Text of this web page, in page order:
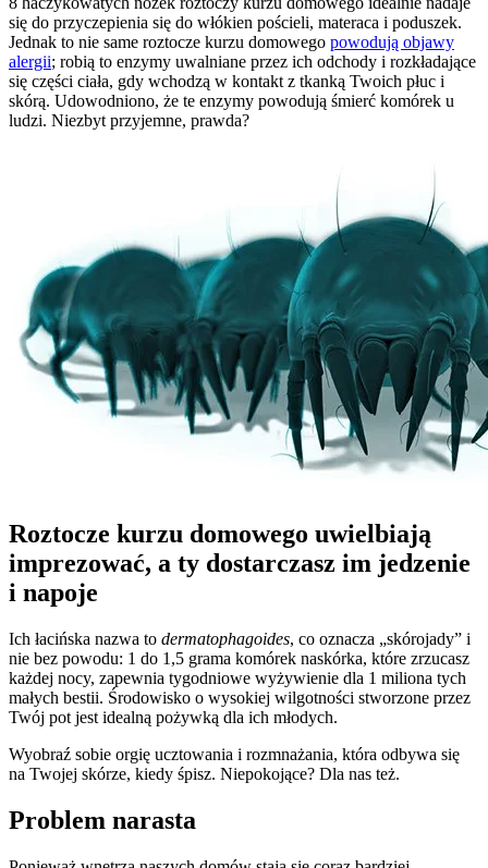
się do przyczepienia się do włókien pościeli, materaca i poduszek.
Jednak to nie same roztocze kurzu domowego powodują objawy
alergii; robią to enzymy uwalniane przez ich odchody i rozkładające
się części ciała, gdy wchodzą w kontakt z tkanką Twoich płuc i
skórą. Udowodniono, że te enzymy powodują śmierć komórek u
ludzi. Niezbyt przyjemne, prawda?
Roztocze kurzu domowego uwielbiają
imprezować, a ty dostarczasz im jedzenie
i napoje
Ich łacińska nazwa to dermatophagoides, co oznacza „skórojady” i
nie bez powodu: 1 do 1,5 grama komórek naskórka, które zrzucasz
każdej nocy, zapewnia tygodniowe wyżywienie dla 1 miliona tych
małych bestii. Środowisko o wysokiej wilgotności stworzone przez
Twój pot jest idealną pożywką dla ich młodych.
Wyobraź sobie orgię ucztowania i rozmnażania, która odbywa się
na Twojej skórze, kiedy śpisz. Niepokojące? Dla nas też.
Problem narasta